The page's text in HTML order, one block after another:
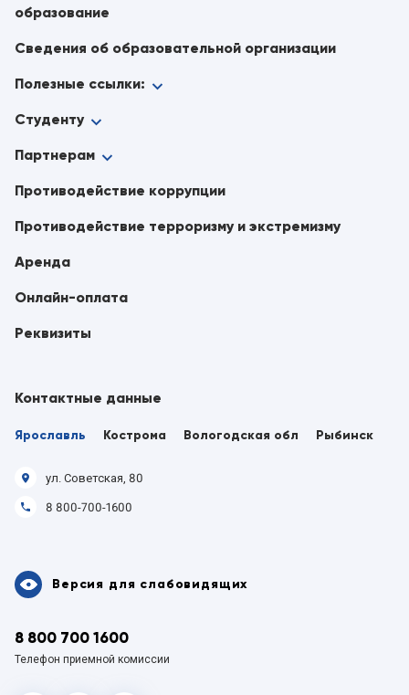
образование
Сведения об образовательной организации
Полезные ссылки:
Версия для слабовидящих
8 800 700 1600
Телефон приемной комиссии
Студенту
Партнерам
Противодействие коррупции
Противодействие терроризму и экстремизму
Аренда
Онлайн-оплата
Реквизиты
Контактные данные
Ярославль Кострома Вологодская обл Рыбинск
ул. Советская, 80
8 800-700-1600